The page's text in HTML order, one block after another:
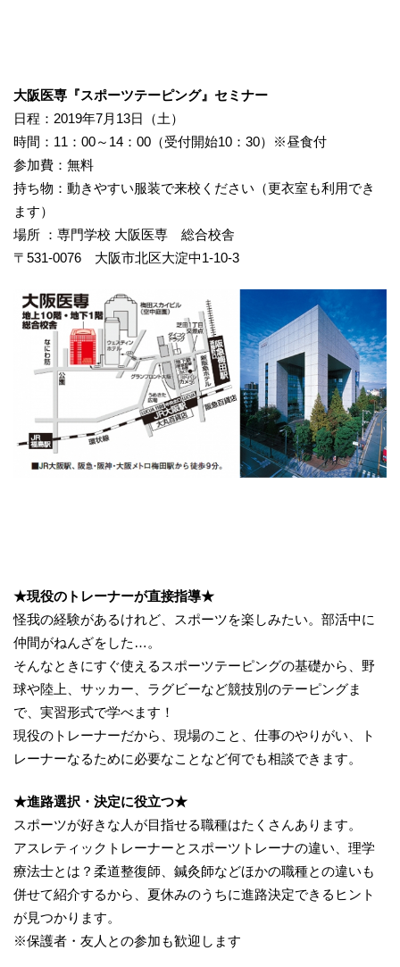
大阪医専『スポーツテーピング』セミナー
日程：2019年7月13日（土）
時間：11：00～14：00（受付開始10：30）※昼食付
参加費：無料
持ち物：動きやすい服装で来校ください（更衣室も利用でき
ます）
場所 ：専門学校 大阪医専 総合校舎
〒531-0076 大阪市北区大淀中1-10-3
★現役のトレーナーが直接指導★
怪我の経験があるけれど、スポーツを楽しみたい。部活中に
仲間がねんざをした…。
そんなときにすぐ使えるスポーツテーピングの基礎から、野
球や陸上、サッカー、ラグビーなど競技別のテーピングま
で、実習形式で学べます！
現役のトレーナーだから、現場のこと、仕事のやりがい、ト
レーナーなるために必要なことなど何でも相談できます。
★進路選択・決定に役立つ★
スポーツが好きな人が目指せる職種はたくさんあります。
アスレティックトレーナーとスポーツトレーナの違い、理学
療法士とは？柔道整復師、鍼灸師などほかの職種との違いも
併せて紹介するから、夏休みのうちに進路決定できるヒント
が見つかります。
※保護者・友人との参加も歓迎します